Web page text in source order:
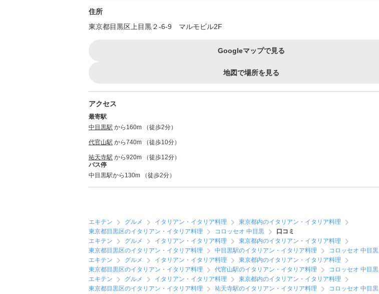
住所
東京都目黒区上目黒２-6-9 マルモビル2F
Googleマップで見る
地図で場所を見る
アクセス
最寄駅
中目黒駅 から160m （徒歩2分）
代官山駅 から740m （徒歩10分）
祐天寺駅 から920m （徒歩12分）
バス停
中目黒駅から130m （徒歩2分）
エキテン グルメ イタリアン・イタリア料理
東京都内のイタリアン・イタリア料理
東京都目黒区のイタリアン・イタリア料理
コロッセオ 中目黒
口コミ
エキテン
グルメ イタリアン・イタリア料理
東京都内のイタリアン・イタリア料理
東京都目黒区のイタリアン・イタリア料理
中目黒駅のイタリアン・イタリア料理 コロッセオ 中目黒
エキテン
グルメ イタリアン・イタリア料理
東京都内のイタリアン・イタリア料理
東京都目黒区のイタリアン・イタリア料理
代官山駅のイタリアン・イタリア料理 コロッセオ 中目黒
エキテン
グルメ イタリアン・イタリア料理
東京都内のイタリアン・イタリア料理
東京都目黒区のイタリアン・イタリア料理
祐天寺駅のイタリアン・イタリア料理 コロッセオ 中目黒